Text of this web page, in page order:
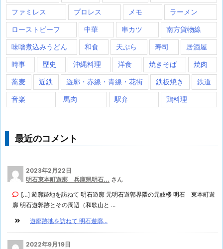
ファミレス プロレス メモ ラーメン
ローストビーフ 中華 串カツ 南方貨物線
味噌煮込みうどん 和食 天ぷら 寿司 居酒屋
時事 歴史 沖縄料理 洋食 焼きそば 焼肉
蕎麦 近鉄 遊廓・赤線・青線・花街 鉄板焼き 鉄道
音楽 馬肉 駅弁 鶏料理
最近のコメント
2023年2月22日
明石東本町遊廓 兵庫県明石... さん
[…] 遊廓跡地を訪ねて 明石遊廓 元明石遊郭界隈の元妓楼 明石 東本町遊
廓 明石遊郭跡とその周辺（和歌山と ...
遊廓跡地を訪ねて 明石遊廓...
2022年9月19日